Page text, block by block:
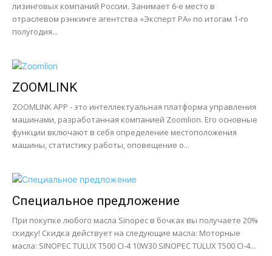
лизинговых компаний России. Занимает 6-е место в
отраслевом рэнкинге агентства «Эксперт РА» по итогам 1-го
полугодия...
ZOOMLINK
ZOOMLINK APP - это интеллектуальная платформа управления
машинами, разработанная компанией Zoomlion. Его основные
функции включают в себя определение местоположения
машины, статистику работы, оповещение о...
Специальное предложение
При покупке любого масла Sinopec в бочках вы получаете 20%
скидку! Скидка действует на следующие масла: Моторные
масла: SINOPEC TULUX T500 CI-4 10W30 SINOPEC TULUX T500 CI-4...